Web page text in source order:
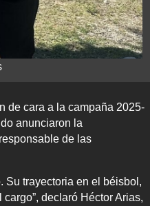
de cara a la campaña 2025-
anunciaron la
de las
Su trayectoria en el béisbol,
declaró Héctor Arias,